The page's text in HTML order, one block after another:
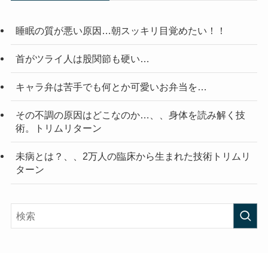
睡眠の質が悪い原因…朝スッキリ目覚めたい！！
首がツライ人は股関節も硬い…
キャラ弁は苦手でも何とか可愛いお弁当を…
その不調の原因はどこなのか…、、身体を読み解く技
術。トリムリターン
未病とは？、、2万人の臨床から生まれた技術トリムリ
ターン